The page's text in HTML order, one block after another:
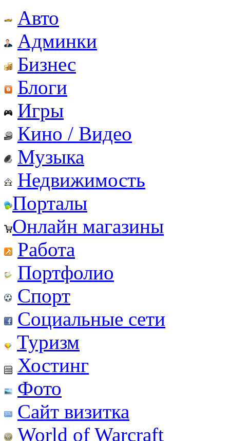
Авто
Админки
Бизнес
Блоги
Игры
Кино / Видео
Музыка
Недвижимость
Порталы
Онлайн магазины
Работа
Портфолио
Спорт
Социальные сети
Туризм
Хостинг
Фото
Сайт визитка
World of Warcraft